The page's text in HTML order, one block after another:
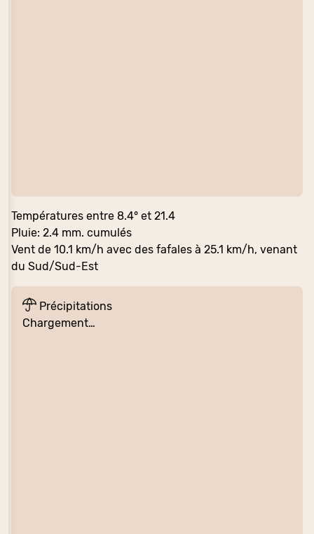
Températures entre 8.4° et 21.4
Pluie: 2.4 mm. cumulés
Vent de 10.1 km/h avec des fafales à 25.1 km/h, venant
du Sud/Sud-Est
Précipitations
Chargement…